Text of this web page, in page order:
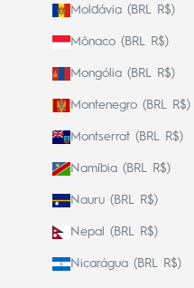
Moldávia (BRL R$)
Mônaco (BRL R$)
Mongólia (BRL R$)
Montenegro (BRL R$)
Montserrat (BRL R$)
Namíbia (BRL R$)
Nauru (BRL R$)
Nepal (BRL R$)
Nicarágua (BRL R$)